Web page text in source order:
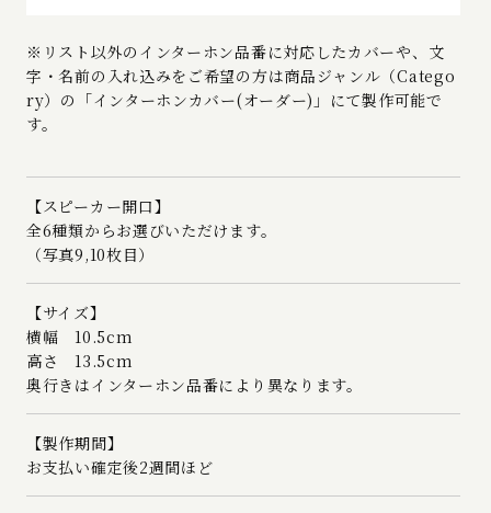
※リスト以外のインターホン品番に対応したカバーや、文
字・名前の入れ込みをご希望の方は商品ジャンル（Catego
ry）の「インターホンカバー(オーダー)」にて製作可能で
す。
【スピーカー開口】
全6種類からお選びいただけます。
（写真9,10枚目）
【サイズ】
横幅 10.5cm
高さ 13.5cm
奥行きはインターホン品番により異なります。
【製作期間】
お支払い確定後2週間ほど